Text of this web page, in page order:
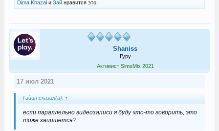
Dima Khazalи Зайнравится это.
Shaniss
Гуру
Активист SimsMix 2021
17 июл 2021
Тайин сказал(а): ↑
если параллельно видеозаписи я буду что-то говорить, это
тоже запишется?